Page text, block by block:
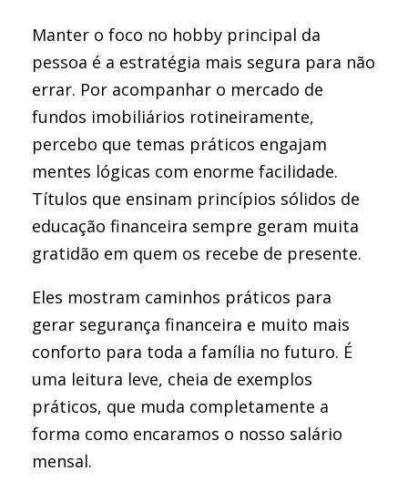
Manter o foco no hobby principal da
pessoa é a estratégia mais segura para não
errar. Por acompanhar o mercado de
fundos imobiliários rotineiramente,
percebo que temas práticos engajam
mentes lógicas com enorme facilidade.
Títulos que ensinam princípios sólidos de
educação financeira sempre geram muita
gratidão em quem os recebe de presente.
Eles mostram caminhos práticos para
gerar segurança financeira e muito mais
conforto para toda a família no futuro. É
uma leitura leve, cheia de exemplos
práticos, que muda completamente a
forma como encaramos o nosso salário
mensal.